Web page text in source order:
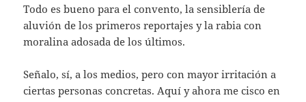
Todo es bueno para el convento, la sensiblería de
aluvión de los primeros reportajes y la rabia con
moralina adosada de los últimos.
Señalo, sí, a los medios, pero con mayor irritación a
ciertas personas concretas. Aquí y ahora me cisco en